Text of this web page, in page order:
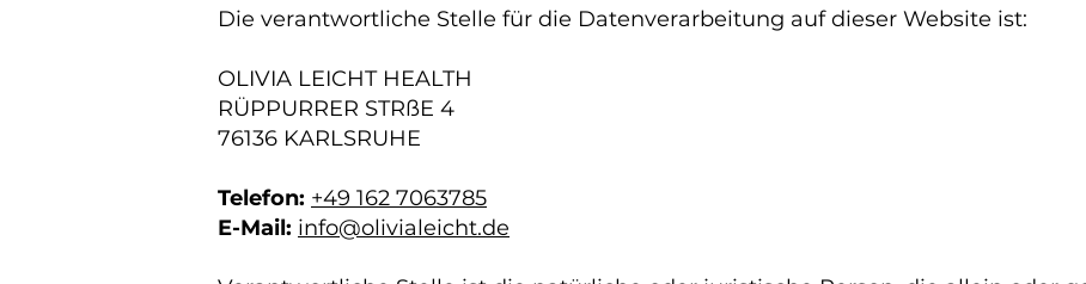
Die verantwortliche Stelle für die Datenverarbeitung auf dieser Website ist:
OLIVIA LEICHT HEALTH
RÜPPURRER STRßE 4
76136 KARLSRUHE
Telefon: +49 162 7063785
E-Mail: info@olivialeicht.de